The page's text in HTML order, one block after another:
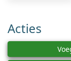
Acties